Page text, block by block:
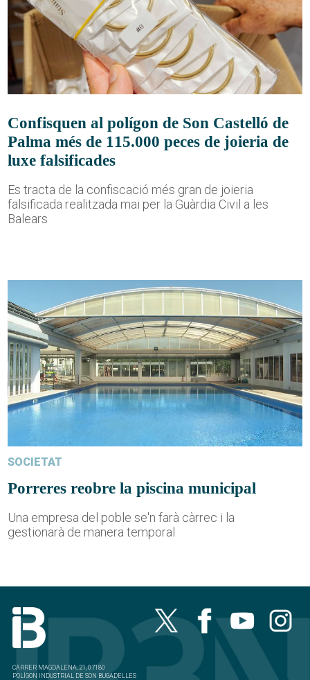
Confisquen al polígon de Son Castelló de
Palma més de 115.000 peces de joieria de
luxe falsificades
Es tracta de la confiscació més gran de joieria
falsificada realitzada mai per la Guàrdia Civil a les
Balears
SOCIETAT
Porreres reobre la piscina municipal
Una empresa del poble se'n farà càrrec i la
gestionarà de manera temporal
CARRER MAGDALENA, 21, 07180
POLÍGON INDUSTRIAL DE SON BUGADELLES